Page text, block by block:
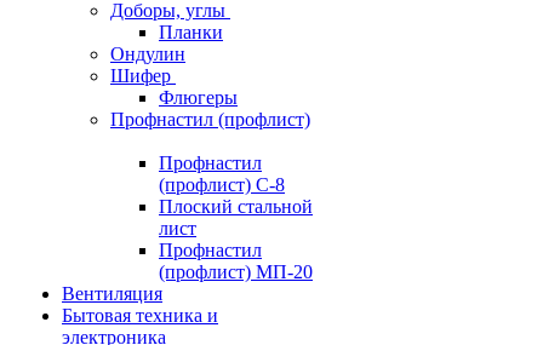
Доборы, углы
Планки
Ондулин
Шифер
Флюгеры
Профнастил (профлист)
Профнастил
(профлист) С-8
Плоский стальной
лист
Профнастил
(профлист) МП-20
Вентиляция
Бытовая техника и
электроника